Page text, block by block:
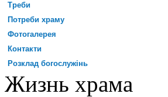
Треби
Потреби храму
Фотогалерея
Контакти
Розклад богослужінь
Жизнь храма